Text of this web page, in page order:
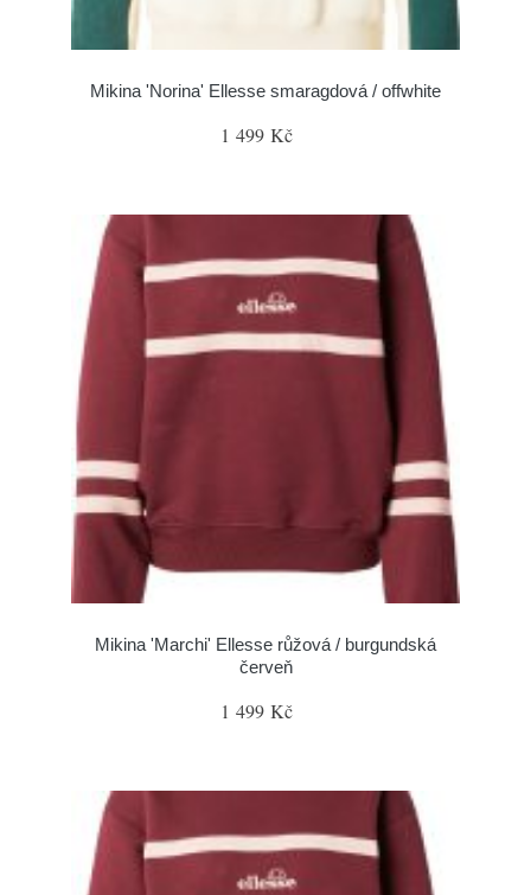
Mikina 'Norina' Ellesse smaragdová / offwhite
1 499 Kč
Mikina 'Marchi' Ellesse růžová / burgundská
červeň
1 499 Kč